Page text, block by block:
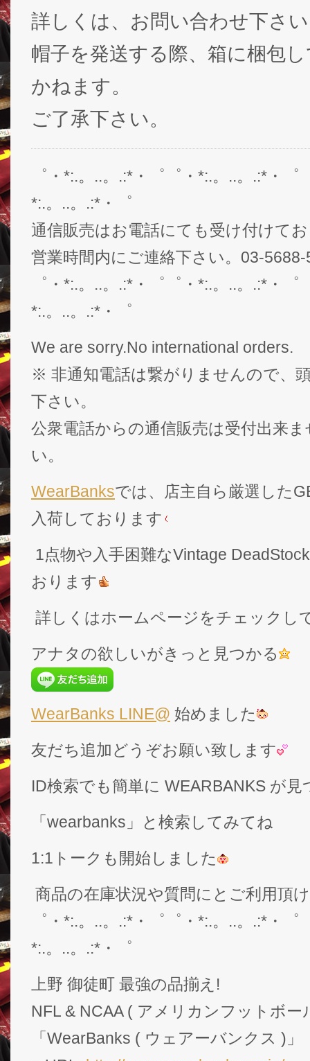
詳しくは、お問い合わせ下さ
帽子を発送する際、箱に梱包
かねます。
ご了承下さい。
゜・*:.。..。.:*・゜゜・*:.。..。.:*・
*:.。..。.:*・゜
通信販売はお電話にても受け付けて
営業時間内にご連絡下さい。03-5688-
゜・*:.。..。.:*・゜゜・*:.。..。.:*・
*:.。..。.:*・゜
We are sorry.No international orders.
※ 非通知電話は繋がりませんので、
下さい。
公衆電話からの通信販売は受付出来
い。
WearBanksでは、店主自ら厳選した
入荷しております
1点物や入手困難なVintage
おります
詳しくはホームページをチェックし
アナタの欲しいがきっと見つかる
WearBanks LINE@ 始めました
友だち追加どうぞお願い致します
ID検索でも簡単に WEARBANKS が
「wearbanks」と検索してみてね
1:1トークも開始しました
商品の在庫状況や質問にとご利用頂
゜・*:.。..。.:*・゜゜・*:.。..。.:*・
*:.。..。.:*・゜
上野 御徒町 最強の品揃え!
NFL & NCAA ( アメリカンフットボー
「WearBanks ( ウェアーバンクス )」